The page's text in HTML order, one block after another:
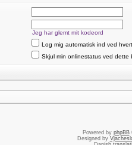
Jeg har glemt mit kodeord
Log mig automatisk ind ved
Skjul min onlinestatus ved dette
Powered by phpBB
Designed by